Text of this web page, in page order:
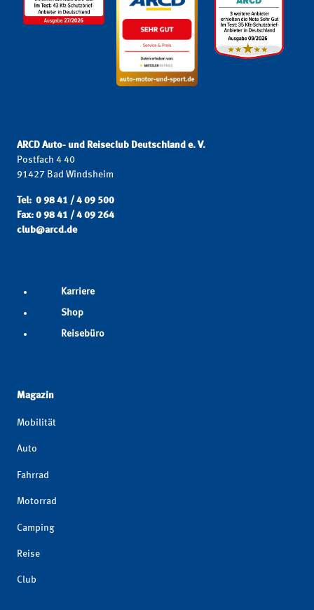
ARCD Auto- und Reiseclub Deutschland e. V.
Postfach 4 40
91427 Bad Windsheim
Tel: 0 98 41 / 4 09 500
Fax: 0 98 41 / 4 09 264
club@arcd.de
Karriere
Shop
Reisebüro
Magazin
Mobilität
Auto
Fahrrad
Motorrad
Camping
Reise
Club